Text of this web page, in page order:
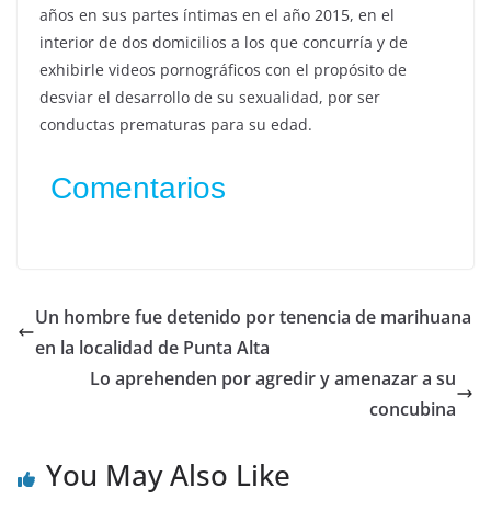
años en sus partes íntimas en el año 2015, en el
interior de dos domicilios a los que concurría y de
exhibirle videos pornográficos con el propósito de
desviar el desarrollo de su sexualidad, por ser
conductas prematuras para su edad.
Comentarios
Un hombre fue detenido por tenencia de marihuana
en la localidad de Punta Alta
Lo aprehenden por agredir y amenazar a su
concubina
You May Also Like